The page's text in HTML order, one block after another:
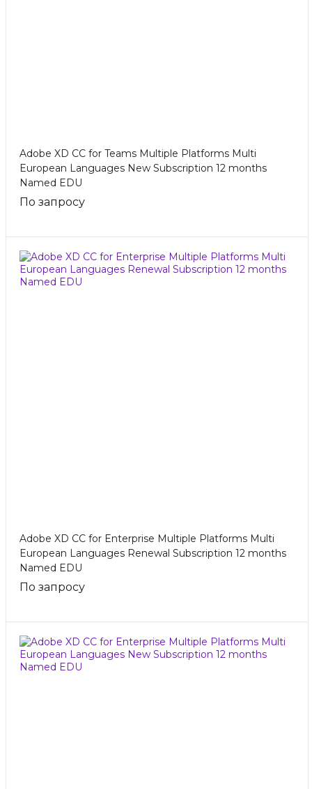
Adobe XD CC for Teams Multiple Platforms Multi
European Languages New Subscription 12 months
Named EDU
По запросу
Adobe XD CC for Enterprise Multiple Platforms Multi
European Languages Renewal Subscription 12 months
Named EDU
По запросу